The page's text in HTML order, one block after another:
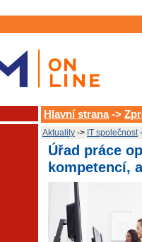
Hlavní strana->
Aktuality -> IT společnost
Úřad práce
kompetencí,